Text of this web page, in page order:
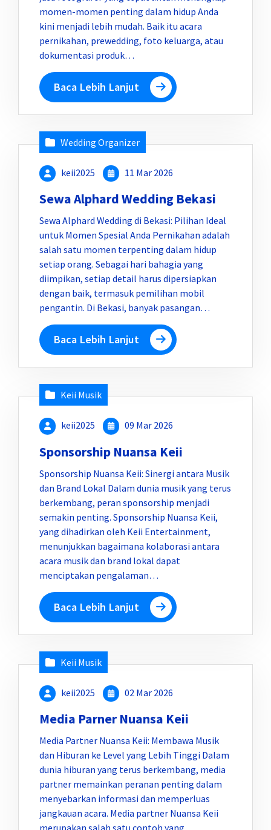
momen-momen penting dalam hidup Anda
kini menjadi lebih mudah. Baik itu acara
pernikahan, prewedding, foto keluarga, atau
dokumentasi produk…
Baca Lebih Lanjut
Wedding Organizer
keii2025 11 Mar 2026
Sewa Alphard Wedding Bekasi
Sewa Alphard Wedding di Bekasi: Pilihan Ideal
untuk Momen Spesial Anda Pernikahan adalah
salah satu momen terpenting dalam hidup
setiap orang. Sebagai hari bahagia yang
diimpikan, setiap detail harus dipersiapkan
dengan baik, termasuk pemilihan mobil
pengantin. Di Bekasi, banyak pasangan…
Baca Lebih Lanjut
Keii Musik
keii2025 09 Mar 2026
Sponsorship Nuansa Keii
Sponsorship Nuansa Keii: Sinergi antara Musik
dan Brand Lokal Dalam dunia musik yang terus
berkembang, peran sponsorship menjadi
semakin penting. Sponsorship Nuansa Keii,
yang dihadirkan oleh Keii Entertainment,
menunjukkan bagaimana kolaborasi antara
acara musik dan brand lokal dapat
menciptakan pengalaman…
Baca Lebih Lanjut
Keii Musik
keii2025 02 Mar 2026
Media Parner Nuansa Keii
Media Partner Nuansa Keii: Membawa Musik
dan Hiburan ke Level yang Lebih Tinggi Dalam
dunia hiburan yang terus berkembang, media
partner memainkan peranan penting dalam
menyebarkan informasi dan memperluas
jangkauan acara. Media partner Nuansa Keii
merupakan salah satu contoh yang…